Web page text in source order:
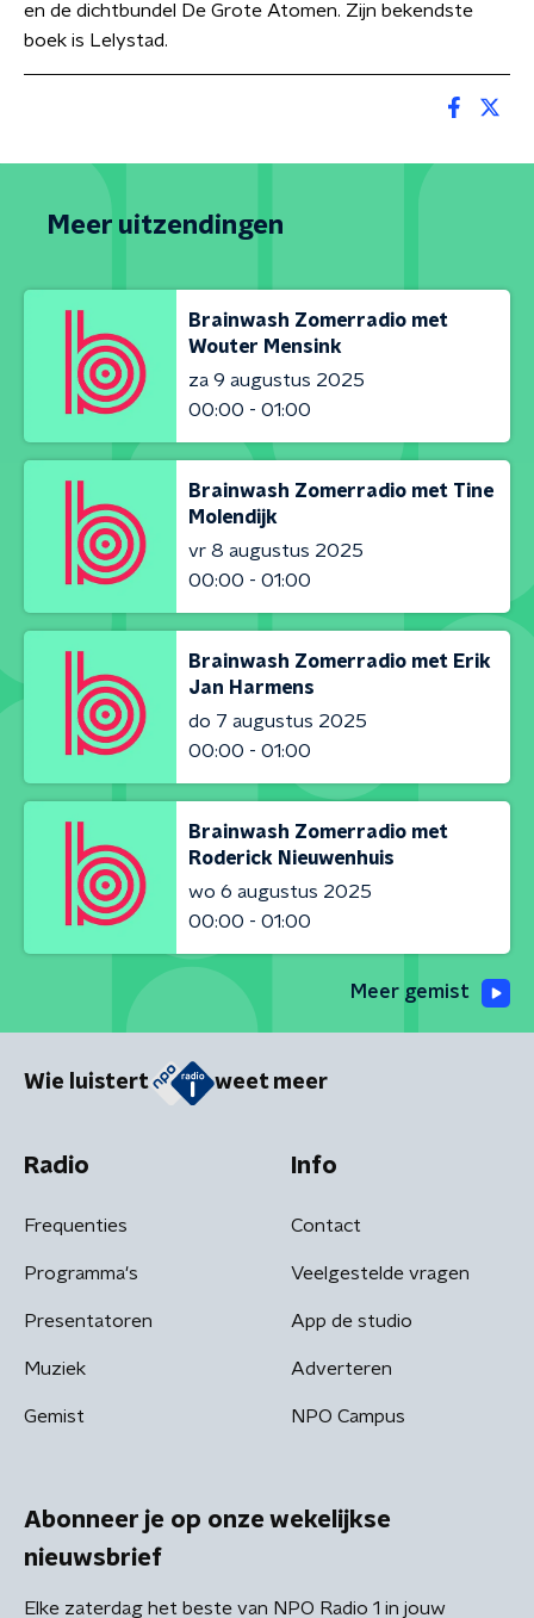
en de dichtbundel De Grote Atomen. Zijn bekendste
boek is Lelystad.
Meer uitzendingen
Brainwash Zomerradio met
Wouter Mensink
za 9 augustus 2025
00:00 - 01:00
Brainwash Zomerradio met Tine
Molendijk
vr 8 augustus 2025
00:00 - 01:00
Brainwash Zomerradio met Erik
Jan Harmens
do 7 augustus 2025
00:00 - 01:00
Brainwash Zomerradio met
Roderick Nieuwenhuis
wo 6 augustus 2025
00:00 - 01:00
Meer gemist
Wie luistert weet meer
Radio
Frequenties
Programma's
Presentatoren
Muziek
Gemist
Info
Contact
Veelgestelde vragen
App de studio
Adverteren
NPO Campus
Abonneer je op onze wekelijkse
nieuwsbrief
Elke zaterdag het beste van NPO Radio 1 in jouw